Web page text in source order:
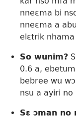
nneɛma bi
nneɛma a
elɛtrik
So wunim?
0.6 a,
bebree wu
nsu a ayiri no
Sɛ ɔman